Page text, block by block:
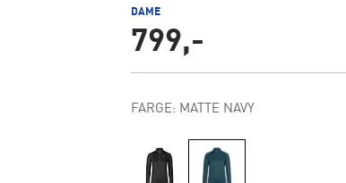
DAME
799,-
FARGE: MATTE NAVY